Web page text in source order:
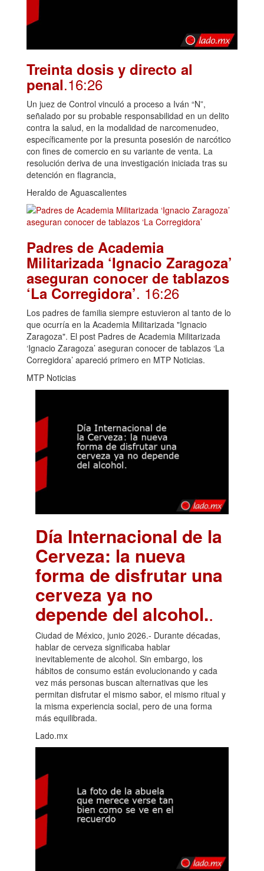
Treinta dosis y directo al
penal.16:26
Un juez de Control vinculó a proceso a Iván “N”,
señalado por su probable responsabilidad en un delito
contra la salud, en la modalidad de narcomenudeo,
específicamente por la presunta posesión de narcótico
con fines de comercio en su variante de venta. La
resolución deriva de una investigación iniciada tras su
detención en flagrancia,
Heraldo de Aguascalientes
Padres de Academia
Militarizada ‘Ignacio Zaragoza’
aseguran conocer de tablazos
‘La Corregidora’. 16:26
Los padres de familia siempre estuvieron al tanto de lo
que ocurría en la Academia Militarizada "Ignacio
Zaragoza". El post Padres de Academia Militarizada
‘Ignacio Zaragoza’ aseguran conocer de tablazos ‘La
Corregidora’ apareció primero en MTP Noticias.
MTP Noticias
Día Internacional de la
Cerveza: la nueva
forma de disfrutar una
cerveza ya no
depende del alcohol..
Ciudad de México, junio 2026.- Durante décadas,
hablar de cerveza significaba hablar
inevitablemente de alcohol. Sin embargo, los
hábitos de consumo están evolucionando y cada
vez más personas buscan alternativas que les
permitan disfrutar el mismo sabor, el mismo ritual y
la misma experiencia social, pero de una forma
más equilibrada.
Lado.mx